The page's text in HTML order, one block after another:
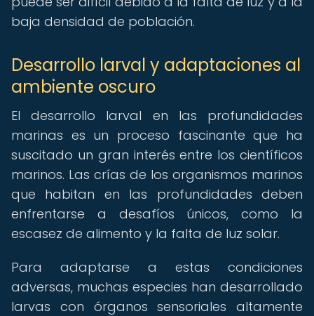
baja densidad de población.
Desarrollo larval y adaptaciones al
ambiente oscuro
El desarrollo larval en las profundidades
marinas es un proceso fascinante que ha
suscitado un gran interés entre los científicos
marinos. Las crías de los organismos marinos
que habitan en las profundidades deben
enfrentarse a desafíos únicos, como la
escasez de alimento y la falta de luz solar.
Para adaptarse a estas condiciones
adversas, muchas especies han desarrollado
larvas con órganos sensoriales altamente